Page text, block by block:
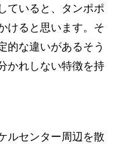
ていると、タンポポ
けると思います。そ
的な違いがあるそう
かれしない特徴を持
ルセンター周辺を散